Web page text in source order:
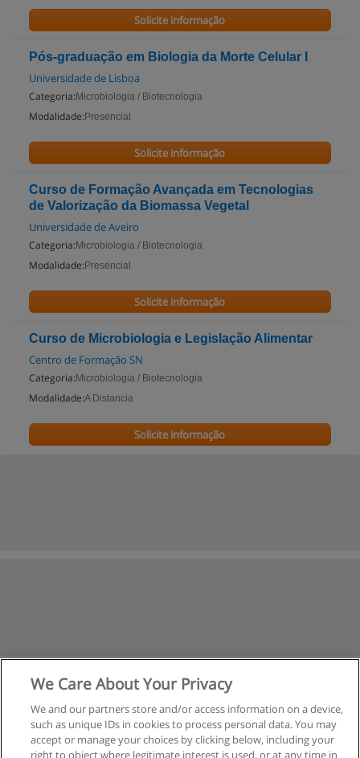
Solicite informação
Pós-graduação em Biologia da Morte Celular I
Universidade de Lisboa
Categoria: Microbiologia / Biotecnologia
Modalidade: Presencial
Solicite informação
Curso de Formação Avançada em Tecnologias
de Valorização da Biomassa Vegetal
Universidade de Aveiro
Categoria: Microbiologia / Biotecnologia
Modalidade: Presencial
Solicite informação
Curso de Microbiologia e Legislação Alimentar
Centro de Formação SN
Categoria: Microbiologia / Biotecnologia
Modalidade:A Distancia
Solicite informação
We Care About Your Privacy
We and our partners store and/or access information on a device,
such as unique IDs in cookies to process personal data. You may
accept or manage your choices by clicking below, including your
right to object where legitimate interest is used, or at any time in